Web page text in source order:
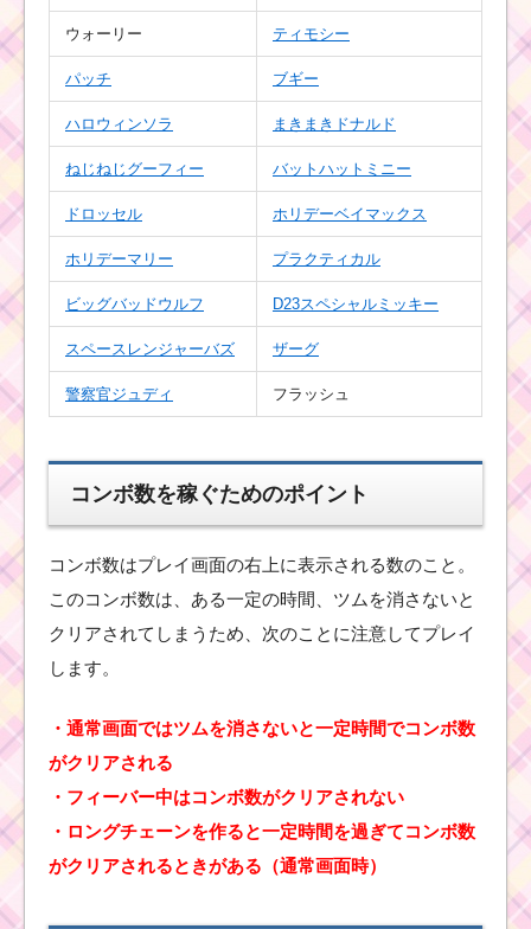
イベントパート1
クリア！全ミッ
ションと攻略法
のツムを使って80万点
を稼いだ攻略法
ツムツム シルバーハー
トとゴールドハートの
違いは？アラジンと魔
法のランプイベント
ツムツムビンゴ17 22.
縦ライン消去スキルで1
プレイで1000コインを
ツムツムを始めたけど
を使って1プレイ
で660EXP稼ぐ方
法
黄色い手のツムでタイ
ウォーリー ティモシー
パッチ ブギー
ハロウィンソラ まきまきドナルド
ねじねじグーフィー バットハットミニー
ドロッセル ホリデーベイマックス
ホリデーマリー プラクティカル
ビッグバッドウルフ D23スペシャルミッキー
スペースレンジャーバズ ザーグ
警察官ジュディ フラッシュ
コンボ数を稼ぐためのポイント
コンボ数はプレイ画面の右上に表示される数のこと。
このコンボ数は、ある一定の時間、ツムを消さないと
クリアされてしまうため、次のことに注意してプレイ
します。
・通常画面ではツムを消さないと一定時間でコンボ数
がクリアされる
・フィーバー中はコンボ数がクリアされない
・ロングチェーンを作ると一定時間を過ぎてコンボ数
がクリアされるときがある（通常画面時）